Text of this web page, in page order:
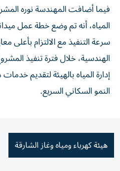
فيما أضافت المهندسة نوره
المياه، أنه تم وضع خطة عمل
سرعة التنفيذ مع الالتزام بأعلى
الهندسية، خلال فترة تنفيذ
إدارة المياه بالهيئة لتقديم
النمو السكاني السريع.
هيئة كهرباء ومياه وغاز الشارقة